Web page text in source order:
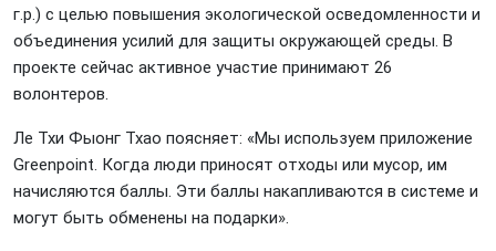
г.р.) с целью повышения экологической осведомленности и
объединения усилий для защиты окружающей среды. В
проекте сейчас активное участие принимают 26
волонтеров.
Ле Тхи Фыонг Тхао поясняет: «Мы используем приложение
Greenpoint. Когда люди приносят отходы или мусор, им
начисляются баллы. Эти баллы накапливаются в системе и
могут быть обменены на подарки».